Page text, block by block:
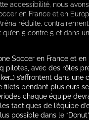
accessibilité, nous
en France et en
réduite,
qu’en 5 contre 5 et dans
Soccer en France et
pilotes, avec des rôles
s’affrontent dans une
filets pendant plusieurs
chaque équipe
tactiques de l’équipe
possible dans le